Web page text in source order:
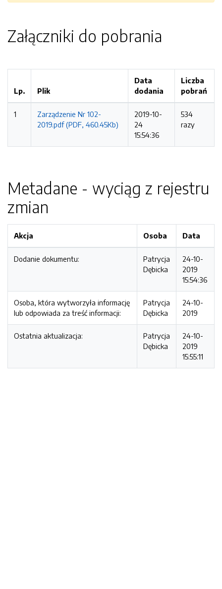
Załączniki do pobrania
Lp. Plik
Data
dodania
Liczba
pobrań
1
Zarządzenie Nr 102-
2019.pdf (PDF, 460.45Kb)
2019-10-
24
15:54:36
534
razy
Metadane - wyciąg z rejestru
zmian
Akcja Osoba Data
Dodanie dokumentu:
Patrycja
Dębicka
24-10-
2019
15:54:36
Osoba, która wytworzyła informację
lub odpowiada za treść informacji:
Patrycja
Dębicka
24-10-
2019
Ostatnia aktualizacja:
Patrycja
Dębicka
24-10-
2019
15:55:11